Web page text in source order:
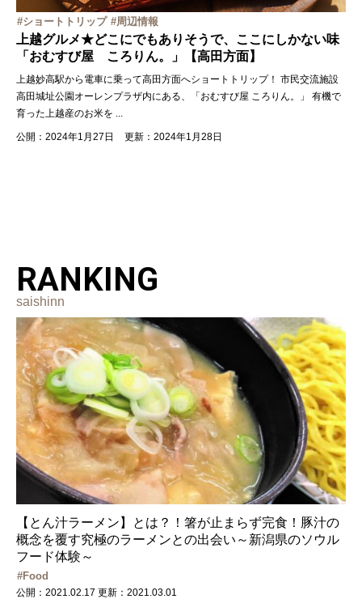
ショートトリップ 周辺情報
上越グルメ★どこにでもありそうで、ここにしかない味
「おむすび屋 ころりん。」【高田方面】
上越妙高駅から電車に乗って高田方面へショートトリップ！ 市民交流施設
高田城址公園オーレンプラザ内にある、「おむすび屋 ころりん。」 有機で
育った上越産のお米を ...
公開：2024年1月27日 更新：2024年1月28日
RANKING
saishinn
【とん汁ラーメン】とは？！箸が止まらず完食！豚汁の
概念を覆す究極のラーメンとの出会い～新潟県のソウル
フード体験～
Food
公開：2021.02.17 更新：2021.03.01